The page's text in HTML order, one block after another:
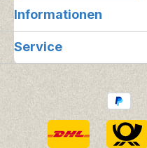
Informationen
Service